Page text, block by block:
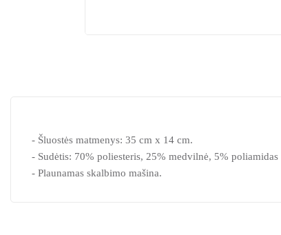
- Šluostės matmenys: 35 cm x 14 cm.
- Sudėtis: 70% poliesteris, 25% medvilnė, 5% poliamidas
- Plaunamas skalbimo mašina.